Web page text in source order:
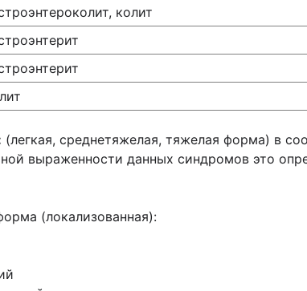
колит
(легкая, среднетяжелая, тяжелая форма) в
выраженности данных синдромов это
(локализованная):